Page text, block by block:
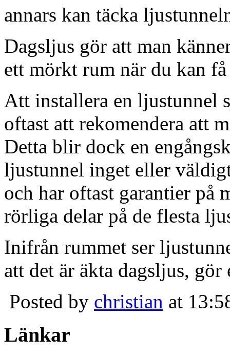
annars kan täcka
Dagsljus gör att man
ett mörkt rum när du kan
Att installera en ljustunnel
oftast att rekomendera att
Detta blir dock en
ljustunnel inget eller
och har oftast garantier på
rörliga delar på de flesta
Inifrån rummet ser
att det är äkta dagsljus,
Posted by christian at
Länkar